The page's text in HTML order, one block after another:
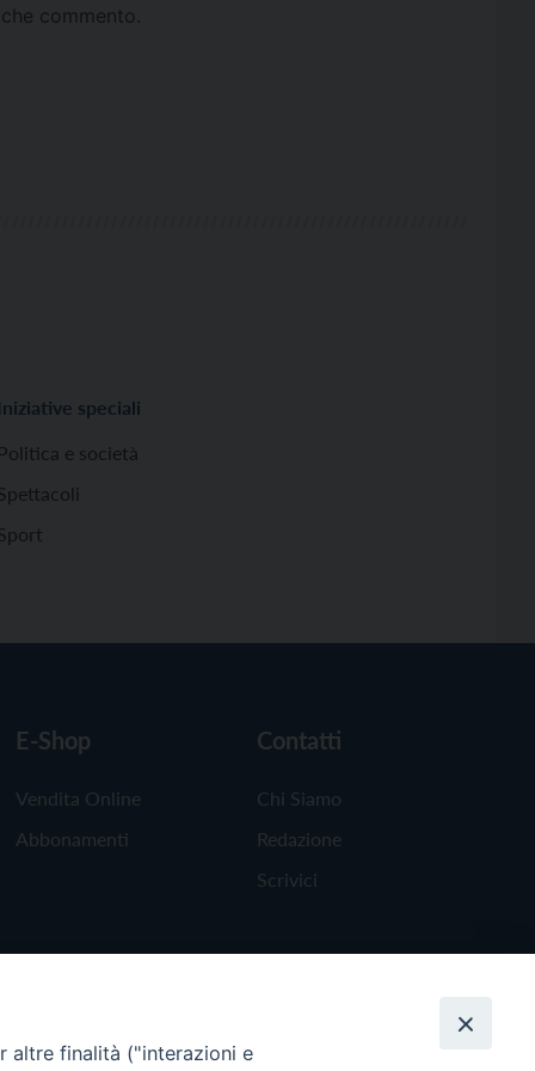
commento.
Iniziative speciali
Politica e società
E-Shop
Vendita Online
Abbonamenti
Contatti
Chi Siamo
Redazione
Scrivici
altre finalità ("interazioni e